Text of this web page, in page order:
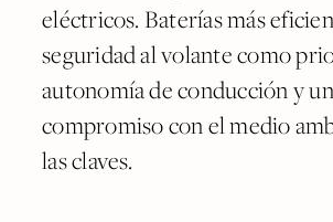
eléctricos. Baterías más
seguridad al volante como
autonomía de conducción y
compromiso con el medio
las claves.